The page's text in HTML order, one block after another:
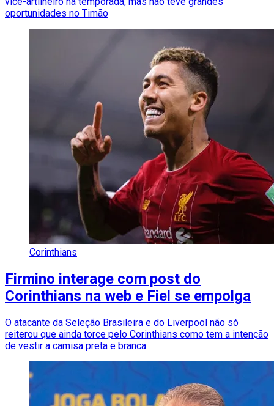
oportunidades no Timão
Corinthians
Firmino interage com post do
Corinthians na web e Fiel se empolga
O atacante da Seleção Brasileira e do Liverpool não só
reiterou que ainda torce pelo Corinthians como tem a intenção
de vestir a camisa preta e branca